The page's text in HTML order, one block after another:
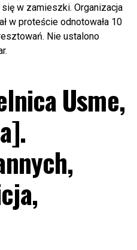
w zamieszki. Organizacja
w proteście odnotowała 10
Nie ustalono
Usme,